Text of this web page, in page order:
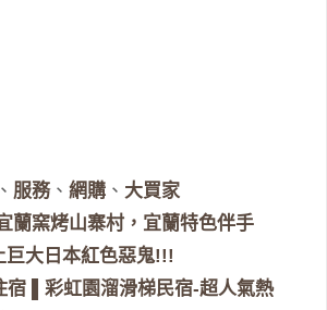
、 服務、網購 、 大買家
蘭窯烤山寨村，宜蘭特色伴手
巨大日本紅色惡鬼!!!
宿 ▌彩虹園溜滑梯民宿-超人氣熱